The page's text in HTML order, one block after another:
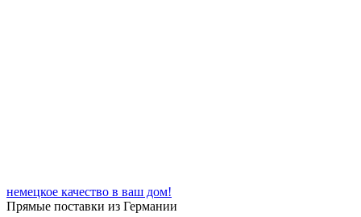
немецкое качество в ваш дом!
Прямые поставки из Германии